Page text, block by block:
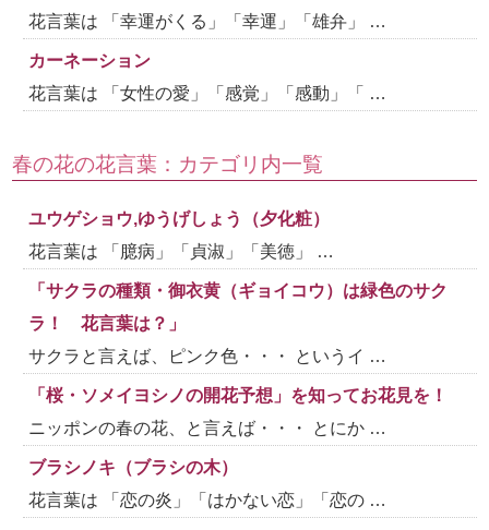
花言葉は 「幸運がくる」「幸運」「雄弁」 …
カーネーション
花言葉は 「女性の愛」「感覚」「感動」「 …
春の花の花言葉：カテゴリ内一覧
ユウゲショウ,ゆうげしょう（夕化粧）
花言葉は 「臆病」「貞淑」「美徳」 …
「サクラの種類・御衣黄（ギョイコウ）は緑色のサク
ラ！ 花言葉は？」
サクラと言えば、ピンク色・・・ というイ …
「桜・ソメイヨシノの開花予想」を知ってお花見を！
ニッポンの春の花、と言えば・・・ とにか …
ブラシノキ（ブラシの木）
花言葉は 「恋の炎」「はかない恋」「恋の …